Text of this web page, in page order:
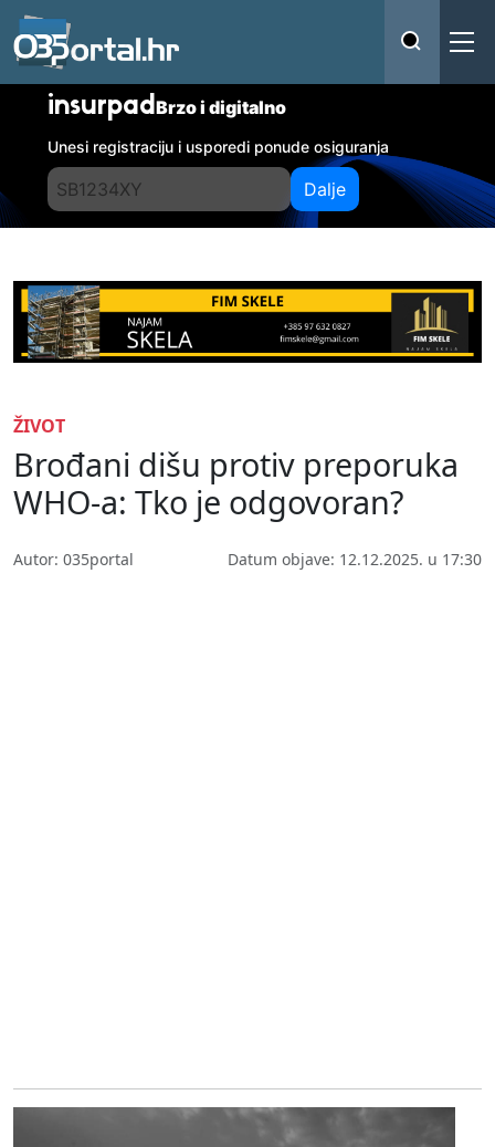
insurpadBrzo i digitalno
Unesi registraciju i usporedi ponude osiguranja
Dalje
ŽIVOT
Brođani dišu protiv preporuka
WHO-a: Tko je odgovoran?
Autor: 035portal Datum objave: 12.12.2025. u 17:30